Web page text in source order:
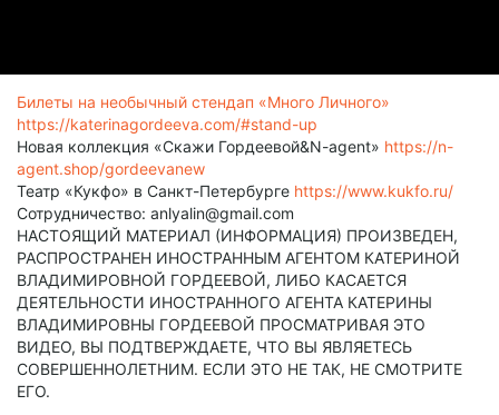
Билеты на необычный стендап «Много Личного»
https://katerinagordeeva.com/#stand-up
Новая коллекция «Скажи Гордеевой&N-agent» https://n-
agent.shop/gordeevanew
Театр «Кукфо» в Санкт-Петербурге https://www.kukfo.ru/
Сотрудничество: anlyalin@gmail.com
НАСТОЯЩИЙ МАТЕРИАЛ (ИНФОРМАЦИЯ) ПРОИЗВЕДЕН,
РАСПРОСТРАНЕН ИНОСТРАННЫМ АГЕНТОМ КАТЕРИНОЙ
ВЛАДИМИРОВНОЙ ГОРДЕЕВОЙ, ЛИБО КАСАЕТСЯ
ДЕЯТЕЛЬНОСТИ ИНОСТРАННОГО АГЕНТА КАТЕРИНЫ
ВЛАДИМИРОВНЫ ГОРДЕЕВОЙ ПРОСМАТРИВАЯ ЭТО
ВИДЕО, ВЫ ПОДТВЕРЖДАЕТЕ, ЧТО ВЫ ЯВЛЯЕТЕСЬ
СОВЕРШЕННОЛЕТНИМ. ЕСЛИ ЭТО НЕ ТАК, НЕ СМОТРИТЕ
ЕГО.